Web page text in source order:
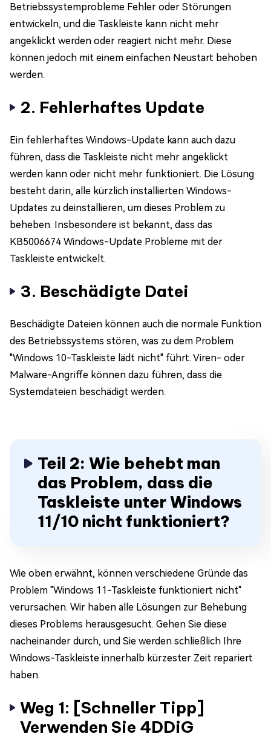
Betriebssystemprobleme Fehler oder Störungen
entwickeln, und die Taskleiste kann nicht mehr
angeklickt werden oder reagiert nicht mehr. Diese
können jedoch mit einem einfachen Neustart behoben
werden.
2. Fehlerhaftes Update
Ein fehlerhaftes Windows-Update kann auch dazu
führen, dass die Taskleiste nicht mehr angeklickt
werden kann oder nicht mehr funktioniert. Die Lösung
besteht darin, alle kürzlich installierten Windows-
Updates zu deinstallieren, um dieses Problem zu
beheben. Insbesondere ist bekannt, dass das
KB5006674 Windows-Update Probleme mit der
Taskleiste entwickelt.
3. Beschädigte Datei
Beschädigte Dateien können auch die normale Funktion
des Betriebssystems stören, was zu dem Problem
"Windows 10-Taskleiste lädt nicht" führt. Viren- oder
Malware-Angriffe können dazu führen, dass die
Systemdateien beschädigt werden.
Teil 2: Wie behebt man
das Problem, dass die
Taskleiste unter Windows
11/10 nicht funktioniert?
Wie oben erwähnt, können verschiedene Gründe das
Problem "Windows 11-Taskleiste funktioniert nicht"
verursachen. Wir haben alle Lösungen zur Behebung
dieses Problems herausgesucht. Gehen Sie diese
nacheinander durch, und Sie werden schließlich Ihre
Windows-Taskleiste innerhalb kürzester Zeit repariert
haben.
Weg 1: [Schneller Tipp]
Verwenden Sie 4DDiG